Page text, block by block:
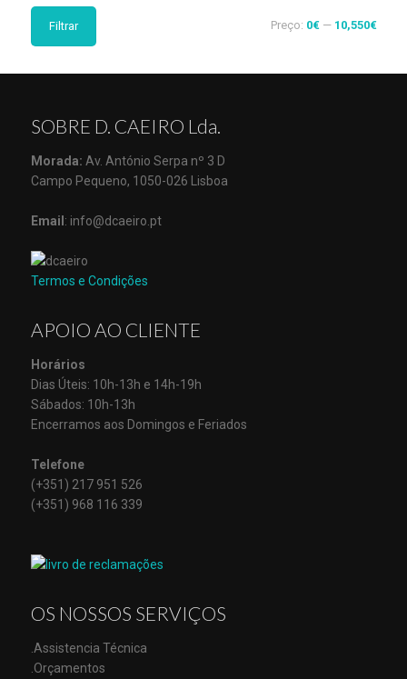
Filtrar Preço: 0€— 10,550€
SOBRE D. CAEIRO Lda.
Morada: Av. António Serpa nº 3 D
Campo Pequeno, 1050-026 Lisboa
Email : info@dcaeiro.pt
Termos e Condições
APOIO AO CLIENTE
Horários
Dias Úteis: 10h-13h e 14h-19h
Sábados: 10h-13h
Encerramos aos Domingos e Feriados
Telefone
(+351) 217 951 526
(+351) 968 116 339
OS NOSSOS SERVIÇOS
.Assistencia Técnica
.Orçamentos